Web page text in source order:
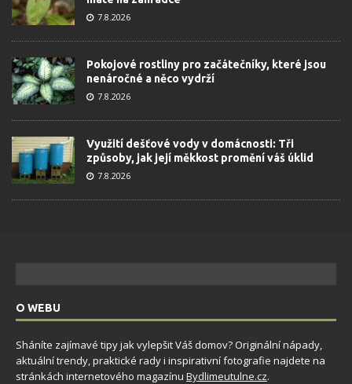
7.8.2026
Pokojové rostliny pro začátečníky, které jsou
nenáročné a něco vydrží
7.8.2026
Využití dešťové vody v domácnosti: Tři
způsoby, jak její měkkost promění váš úklid
7.8.2026
O WEBU
Sháníte zajímavé tipy jak vylepšit Váš domov? Originální nápady,
aktuální trendy, praktické rady i inspirativní fotografie najdete na
stránkách internetového magazínu Bydlimeutulne.cz.